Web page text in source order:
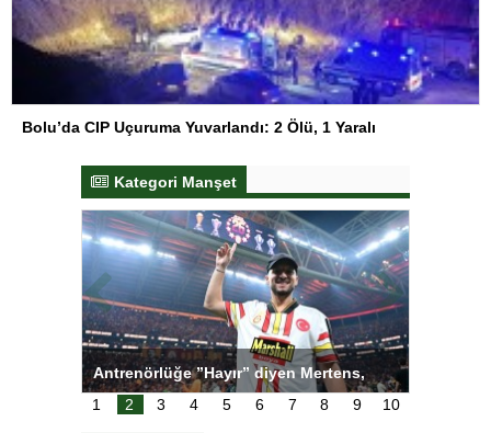
Bolu’da CIP Uçuruma Yuvarlandı: 2 Ölü, 1 Yaralı
Kategori Manşet
Antrenörlüğe ”Hayır” diyen Mertens,
Galatasaray’dan bakın ne istedi
1
2 3 4 5 6 7 8 9 10